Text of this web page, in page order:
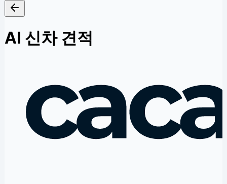
AI 신차 견적